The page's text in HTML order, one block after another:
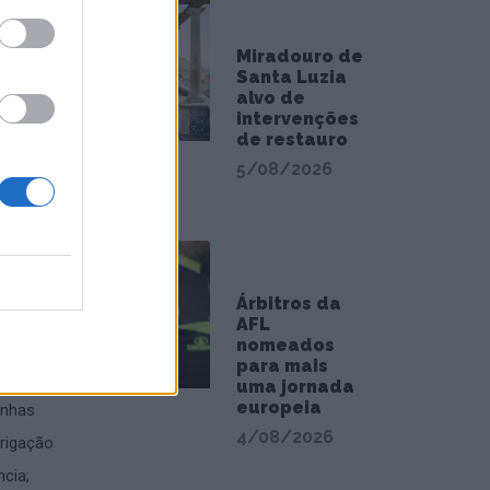
no
Miradouro de
Santa Luzia
alvo de
intervenções
de restauro
5/08/2026
Árbitros da
AFL
nomeados
para mais
uma jornada
europeia
4/08/2026